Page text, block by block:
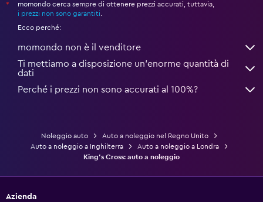
*
momondo cerca sempre di ottenere prezzi accurati, tuttavia,
i prezzi non sono garantiti.
Ecco perché:
momondo non è il venditore
Ti mettiamo a disposizione un’enorme quantità di
dati
Perché i prezzi non sono accurati al 100%?
Noleggio auto
Auto a noleggio nel Regno Unito
Auto a noleggio a Inghilterra
Auto a noleggio a Londra
King's Cross: auto a noleggio
Azienda